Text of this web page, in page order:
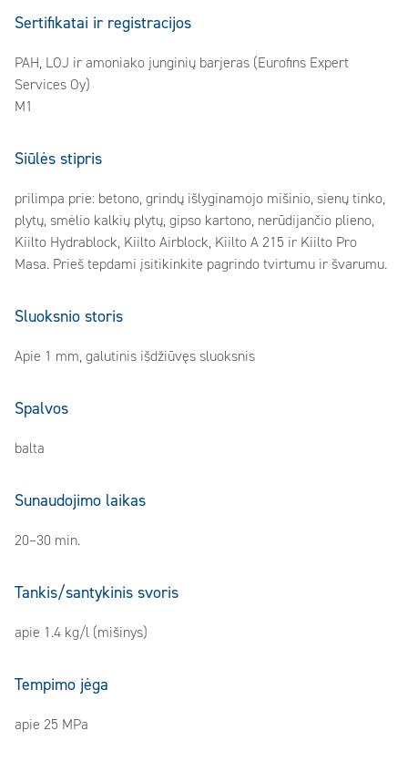
Sertifikatai ir registracijos
PAH, LOJ ir amoniako junginių barjeras (Eurofins Expert
Services Oy)
M1
Siūlės stipris
prilimpa prie: betono, grindų išlyginamojo mišinio, sienų tinko,
plytų, smėlio kalkių plytų, gipso kartono, nerūdijančio plieno,
Kiilto Hydrablock, Kiilto Airblock, Kiilto A 215 ir Kiilto Pro
Masa. Prieš tepdami įsitikinkite pagrindo tvirtumu ir švarumu.
Sluoksnio storis
Apie 1 mm, galutinis išdžiūvęs sluoksnis
Spalvos
balta
Sunaudojimo laikas
20–30 min.
Tankis/santykinis svoris
apie 1.4 kg/l (mišinys)
Tempimo jėga
apie 25 MPa